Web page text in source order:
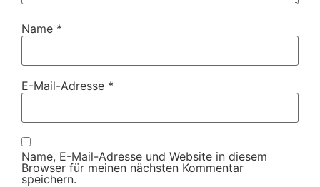
Name *
E-Mail-Adresse *
Name, E-Mail-Adresse und Website in diesem
Browser für meinen nächsten Kommentar
speichern.